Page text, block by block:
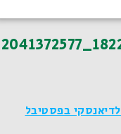
בפסטיבל